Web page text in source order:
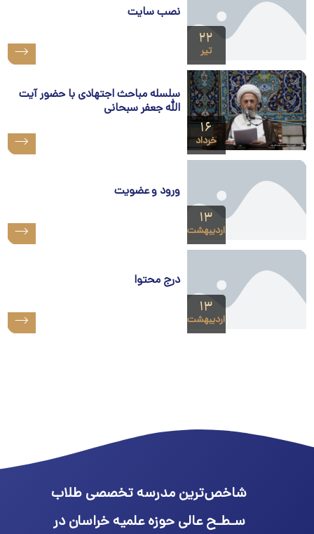
۲۲
نصب سایت
۱۶
خرداد
سلسله مباحث اجتهادی با حضور آیت
الله جعفر سبحانی
۱۳
اردیبهشت
ورود و عضویت
۱۳
اردیبهشت
درج محتوا
شاخص‌ترین مدرسه تخصصی طلاب
سـطـح عالی حوزه علمیه خراسان در